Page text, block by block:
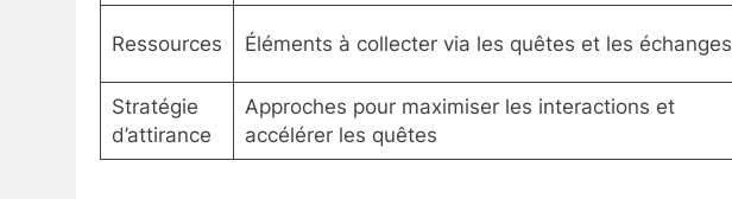
Ressources Éléments à collecter via les quêtes et les échanges
Stratégie
d’attirance
Approches pour maximiser les interactions et
accélérer les quêtes